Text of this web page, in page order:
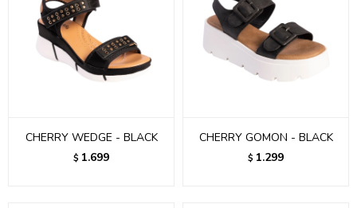
CHERRY WEDGE - BLACK
$ 1.699
CHERRY GOMON - BLACK
$ 1.299